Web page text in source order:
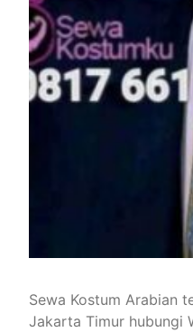
Sewa Kostum Arabian
Jakarta Timur hubungi